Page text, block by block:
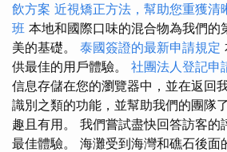
飲方案 近視矯正方法，幫助您重獲清
班 本地和國際口味的混合物為我們的
美的基礎。 泰國簽證的最新申請規定
供最佳的用戶體驗。 社團法人登記申
信息存儲在您的瀏覽器中，並在返回
識別之類的功能，並幫助我們的團隊
趣且有用。 我們嘗試盡快回答訪客的
最佳體驗。 海灘受到海灣和礁石後面